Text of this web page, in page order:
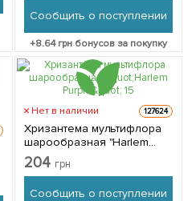
Сообщить о поступлении
+8.64грн бонусов за покупку
Нет в наличии 127624
Хризантема мультифлора
шарообразная "Harlem
Purple" 1 саженец в
упаковке
204 грн
Сообщить о поступлении